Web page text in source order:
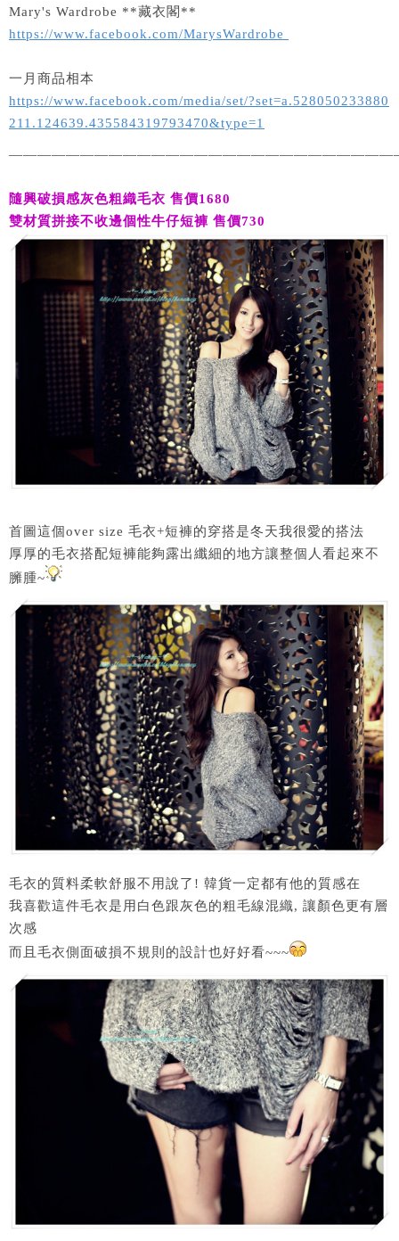
Mary's Wardrobe **藏衣閣**
https://www.facebook.com/MarysWardrobe
一月商品相本
https://www.facebook.com/media/set/?set=a.528050233880
211.124639.435584319793470&type=1
隨興破損感灰色粗織毛衣 售價1680
雙材質拼接不收邊個性牛仔短褲 售價730
首圖這個over size 毛衣+短褲的穿搭是冬天我很愛的搭法
厚厚的毛衣搭配短褲能夠露出纖細的地方讓整個人看起來不
臃腫~
毛衣的質料柔軟舒服不用說了! 韓貨一定都有他的質感在
我喜歡這件毛衣是用白色跟灰色的粗毛線混織, 讓顏色更有層
次感
而且毛衣側面破損不規則的設計也好好看~~~